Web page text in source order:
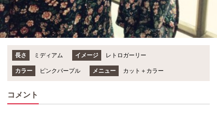
長さ ミディアム イメージ レトロガーリー
カラー ピンクパープル メニュー カット＋カラー
コメント